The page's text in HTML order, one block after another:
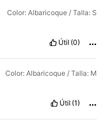
Color: Albaricoque / Talla: S
Útil (0)
Color: Albaricoque / Talla: M
Útil (1)